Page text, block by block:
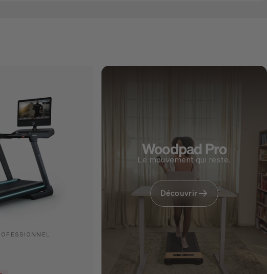
Woodpad Pro
Le mouvement qui reste.
Découvrir